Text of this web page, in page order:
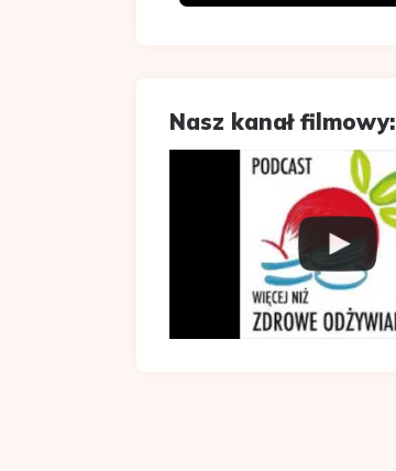
Nasz kanał filmowy: